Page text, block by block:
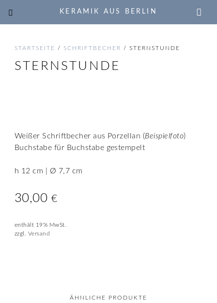
KERAMIK AUS BERLIN
STARTSEITE / SCHRIFTBECHER / STERNSTUNDE
🔍
STERNSTUNDE
Weißer Schriftbecher aus Porzellan (Beispielfoto)
Buchstabe für Buchstabe gestempelt
h 12 cm | Ø 7,7 cm
30,00 €
enthält 19% MwSt.
zzgl. Versand
ÄHNLICHE PRODUKTE